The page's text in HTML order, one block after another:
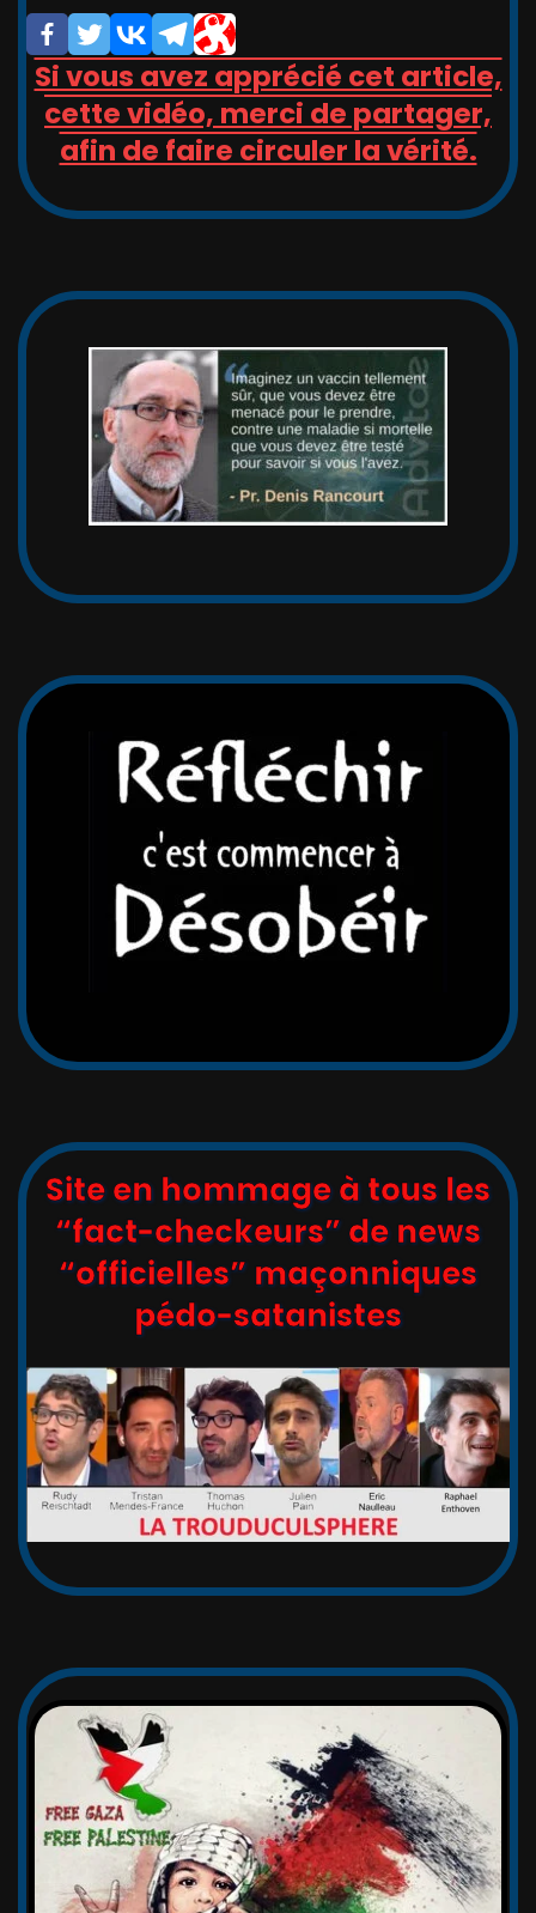
Si vous avez apprécié cet article,
cette vidéo, merci de partager,
afin de faire circuler la vérité.
Site en hommage à tous les
“fact-checkeurs” de news
“officielles” maçonniques
pédo-satanistes